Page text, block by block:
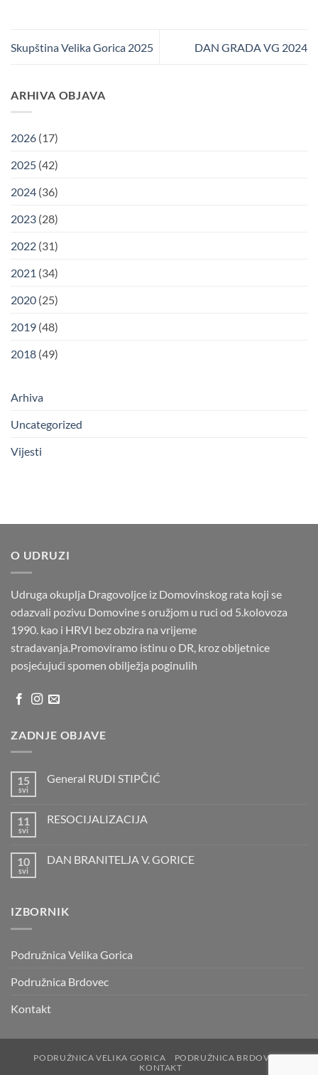
Skupština Velika Gorica 2025 DAN GRADA VG 2024
ARHIVA OBJAVA
2026 (17)
2025 (42)
2024 (36)
2023 (28)
2022 (31)
2021 (34)
2020 (25)
2019 (48)
2018 (49)
Arhiva
Uncategorized
Vijesti
O UDRUZI
Udruga okuplja Dragovoljce iz Domovinskog rata koji se
odazvali pozivu Domovine s oružjom u ruci od 5.kolovoza
1990. kao i HRVI bez obzira na vrijeme
stradavanja.Promoviramo istinu o DR, kroz obljetnice
posjećujući spomen obilježja poginulih
ZADNJE OBJAVE
15
svi
General RUDI STIPČIĆ
General
11
svi
RESOCIJALIZACIJA
RESOCIJALIZACIJA
10
svi
DAN BRANITELJA V. GORICE
BRANITELJA
IZBORNIK
Podružnica Velika Gorica
Podružnica Brdovec
Kontakt
PODRUŽNICA VELIKA GORICA
PODRUŽNICA BRDOVEC
KONTAKT